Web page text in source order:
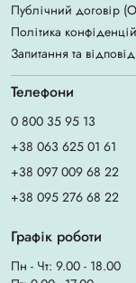
Публічний договір
Політика
Запитання та
Телефони
0 800 35 95 13
+38 063 625 01 61
+38 097 009 68 22
+38 095 276 68 22
Графік роботи
Пн - Чт: 9.00 - 18.00